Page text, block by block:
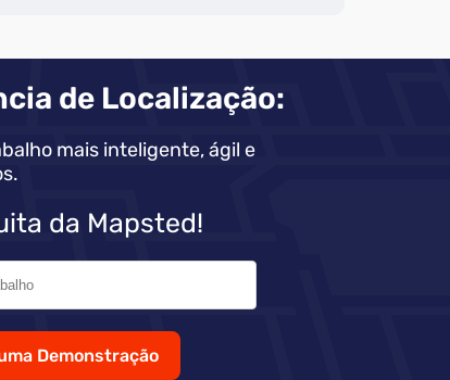
de Localização:
mais inteligente, ágil e
da Mapsted!
Demonstração